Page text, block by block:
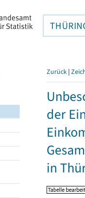
Zurück |
der
in